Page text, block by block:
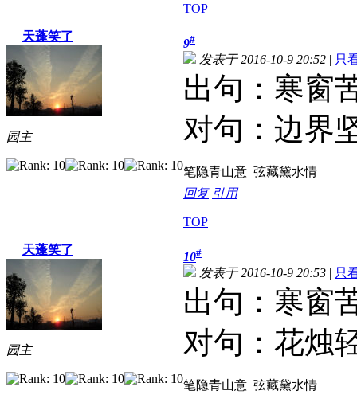
TOP
天蓬笑了
园主
9#
发表于 2016-10-9 20:52 | 只
出句：寒窗
对句：边界
笔隐青山意 弦藏黛水情
回复 引用
TOP
天蓬笑了
园主
10#
发表于 2016-10-9 20:53 | 只
出句：寒窗
对句：花烛
笔隐青山意 弦藏黛水情